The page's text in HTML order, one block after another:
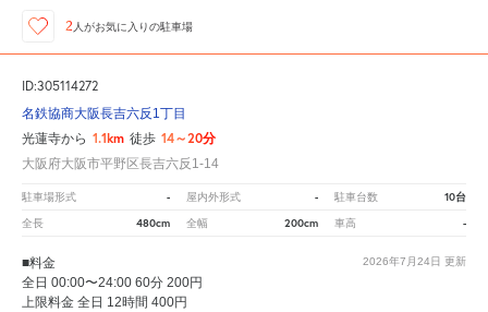
2 人がお気に入りの駐車場
ID:305114272
名鉄協商大阪長吉六反1丁目
光蓮寺から 1.1km 徒歩 14～20分
大阪府大阪市平野区長吉六反1-14
駐車場形式 - 屋内外形式 - 駐車台数 10台
全長 480cm 全幅 200cm 車高 -
2026年7月24日 更新
■料金
全日 00:00〜24:00 60分 200円
上限料金 全日 12時間 400円